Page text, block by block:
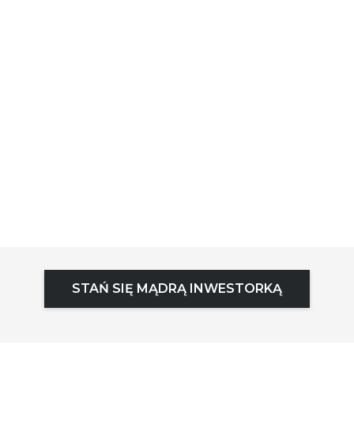
STAŃ SIĘ MĄDRĄ INWESTORKĄ